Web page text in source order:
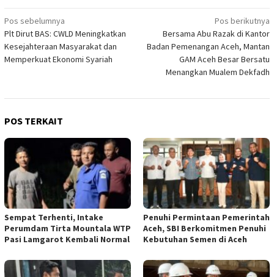
Navigasi
pos
Pos sebelumnya
Plt Dirut BAS: CWLD Meningkatkan
Kesejahteraan Masyarakat dan
Memperkuat Ekonomi Syariah
Pos berikutnya
Bersama Abu Razak di Kantor
Badan Pemenangan Aceh, Mantan
GAM Aceh Besar Bersatu
Menangkan Mualem Dekfadh
POS TERKAIT
Sempat Terhenti, Intake
Perumdam Tirta Mountala WTP
Pasi Lamgarot Kembali Normal
Penuhi Permintaan Pemerintah
Aceh, SBI Berkomitmen Penuhi
Kebutuhan Semen di Aceh